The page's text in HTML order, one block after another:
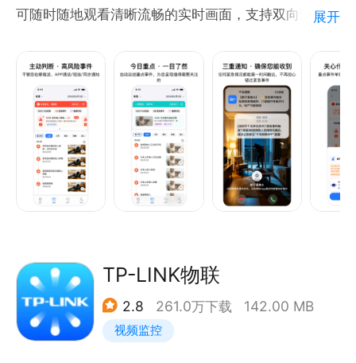
可随时随地观看清晰流畅的实时画面，支持双向语音、
放，适用于家庭、商铺、公司，帮你异地照看老人、宝
宝、宠物，监督保姆、员工，智能防盗。
展开
TP-LINK物联
2.8 261.0万下载 142.00 MB
视频监控